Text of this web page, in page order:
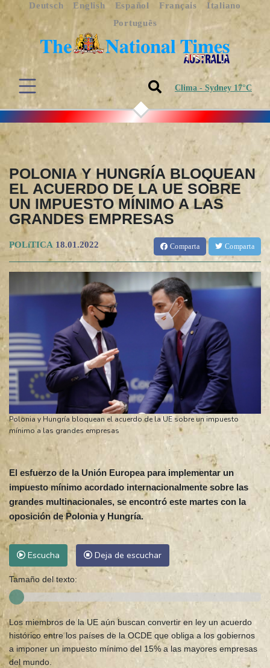
Deutsch English Español Français
Italiano
Português
Clima - Sydney 17°C
POLONIA Y HUNGRÍA BLOQUEAN
EL ACUERDO DE LA UE SOBRE
UN IMPUESTO MÍNIMO A LAS
GRANDES EMPRESAS
POLíTICA 18.01.2022 Comparta Comparta
Polonia y Hungría bloquean el acuerdo de la UE sobre un impuesto
mínimo a las grandes empresas
El esfuerzo de la Unión Europea para implementar un
impuesto mínimo acordado internacionalmente sobre las
grandes multinacionales, se encontró este martes con la
oposición de Polonia y Hungría.
Escucha Deja de escuchar
Tamaño del texto:
Los miembros de la UE aún buscan convertir en ley un acuerdo
histórico entre los países de la OCDE que obliga a los gobiernos
a imponer un impuesto mínimo del 15% a las mayores empresas
del mundo.